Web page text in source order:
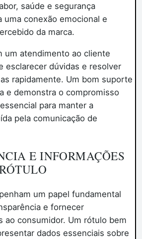
saúde e segurança
uma conexão emocional e
da marca.
um atendimento ao cliente
esclarecer dúvidas e resolver
rapidamente. Um bom suporte
e demonstra o compromisso
para manter a
pela comunicação de
E INFORMAÇÕES
um papel fundamental
e fornecer
ao consumidor. Um rótulo bem
dados essenciais sobre